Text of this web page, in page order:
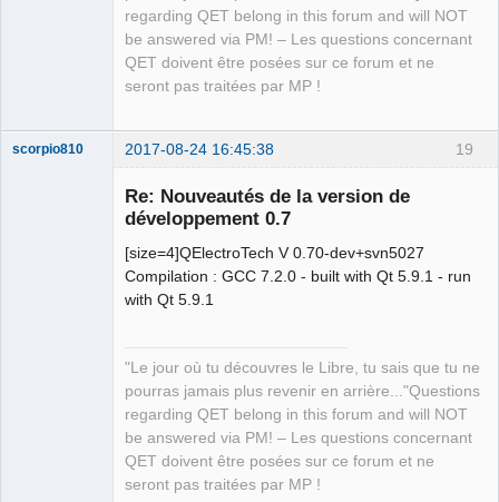
regarding QET belong in this forum and will NOT
be answered via PM! – Les questions concernant
QET doivent être posées sur ce forum et ne
seront pas traitées par MP !
19
scorpio810 2017-08-24 16:45:38
Re: Nouveautés de la version de
développement 0.7
[size=4]QElectroTech V 0.70-dev+svn5027
Compilation : GCC 7.2.0 - built with Qt 5.9.1 - run
with Qt 5.9.1
"Le jour où tu découvres le Libre, tu sais que tu ne
pourras jamais plus revenir en arrière..."Questions
regarding QET belong in this forum and will NOT
be answered via PM! – Les questions concernant
QET doivent être posées sur ce forum et ne
seront pas traitées par MP !